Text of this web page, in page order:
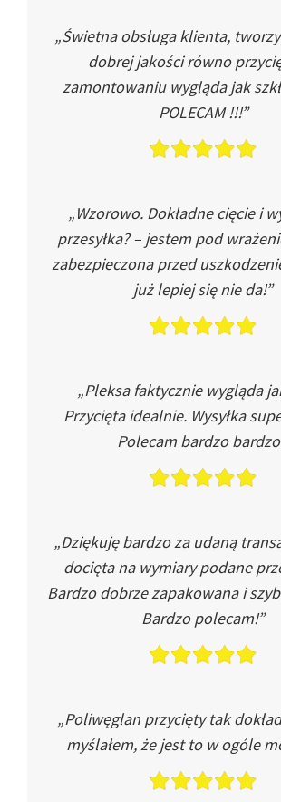
„Świetna obsługa klienta,
dobrej jakości równo
zamontowaniu wygląda jak
POLECAM !!!”
„Wzorowo. Dokładne cięcie i
przesyłka? – jestem pod
zabezpieczona przed
już lepiej się nie da!”
„Pleksa faktycznie wygląda
Przycięta idealnie. Wysyłka
Polecam bardzo
„Dziękuję bardzo za udaną
docięta na wymiary podane
Bardzo dobrze zapakowana i
Bardzo polecam!”
„Poliwęglan przycięty tak
myślałem, że jest to w ogóle